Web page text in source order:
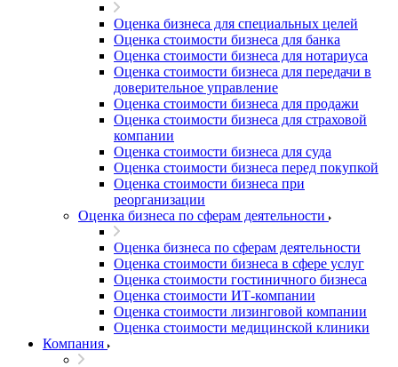
Оценка бизнеса для специальных целей
Оценка стоимости бизнеса для банка
Оценка стоимости бизнеса для нотариуса
Оценка стоимости бизнеса для передачи в
доверительное управление
Оценка стоимости бизнеса для продажи
Оценка стоимости бизнеса для страховой
компании
Оценка стоимости бизнеса для суда
Оценка стоимости бизнеса перед покупкой
Оценка стоимости бизнеса при
реорганизации
Оценка бизнеса по сферам деятельности
Оценка бизнеса по сферам деятельности
Оценка стоимости бизнеса в сфере услуг
Оценка стоимости гостиничного бизнеса
Оценка стоимости ИТ-компании
Оценка стоимости лизинговой компании
Оценка стоимости медицинской клиники
Компания
Выберите ваш город